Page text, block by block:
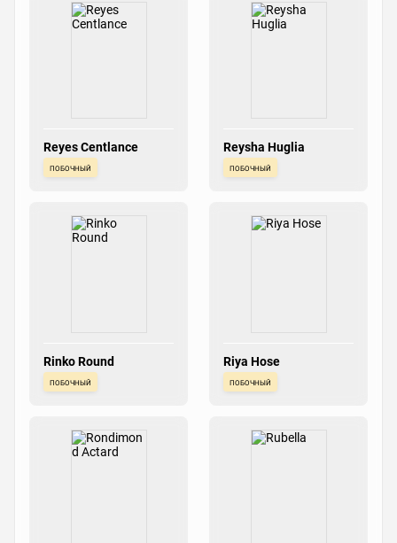
Reyes Centlance
побочный
Reysha Huglia
побочный
Rinko Round
побочный
Riya Hose
побочный